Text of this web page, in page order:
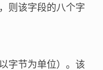
则该字段的八个字
字节为单位）。该